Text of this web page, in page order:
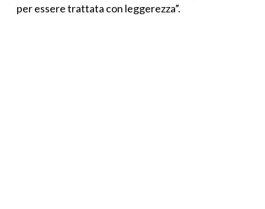
per essere trattata con leggerezza”.